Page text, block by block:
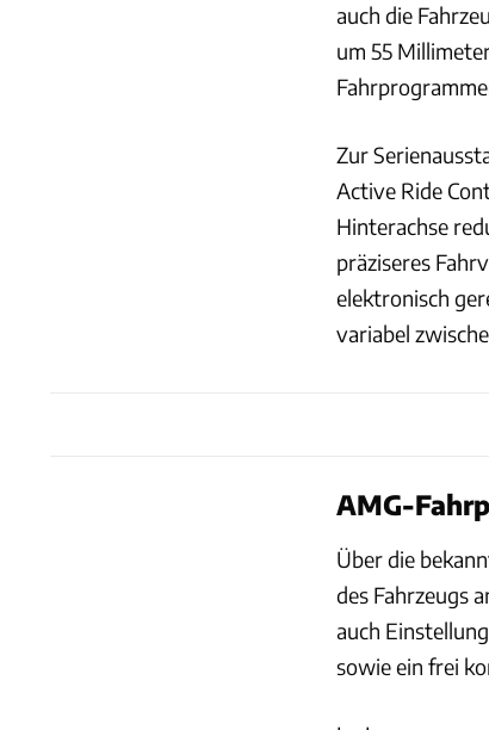
auch die
um 55
Zur
Active Ride
Hinterachse
präziseres
elektronisch
variabel
AMG-
Über die
des Fahrzeugs
auch
sowie ein frei